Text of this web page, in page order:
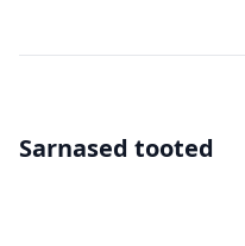
Sarnased tooted